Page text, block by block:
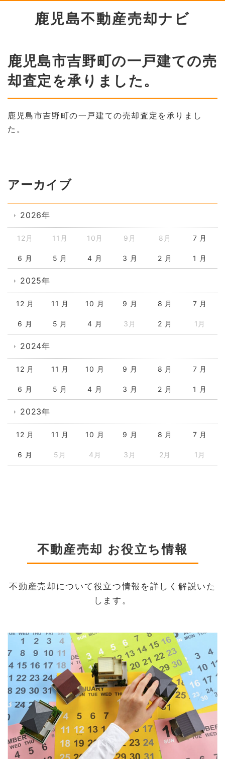
鹿児島不動産売却ナビ
鹿児島市吉野町の一戸建ての売
却査定を承りました。
鹿児島市吉野町の一戸建ての売却査定を承りまし
た。
アーカイブ
2026年
12月 11月 10月 9月 8月 7 月
6 月 5 月 4 月 3 月 2 月 1 月
2025年
12 月 11 月 10 月 9 月 8 月 7 月
6 月 5 月 4 月 3月 2 月 1月
2024年
12 月 11 月 10 月 9 月 8 月 7 月
6 月 5 月 4 月 3 月 2 月 1 月
2023年
12 月 11 月 10 月 9 月 8 月 7 月
6 月 5月 4月 3月 2月 1月
不動産売却 お役立ち情報
不動産売却について役立つ情報を詳しく解説いた
します。